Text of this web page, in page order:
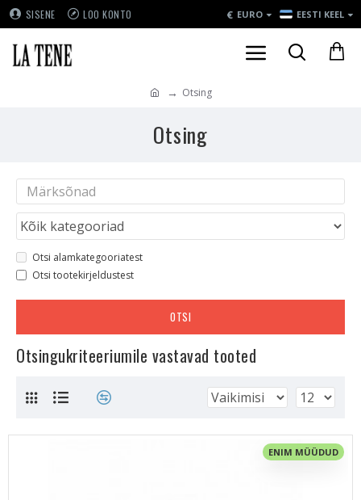
SISENE LOO KONTO € EURO EESTI KEEL
Otsing
Otsing
Otsi alamkategooriatest
Otsi tootekirjeldustest
OTSI
Otsingukriteeriumile vastavad tooted
ENIM MÜÜDUD